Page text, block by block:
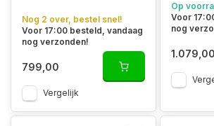
Nog 2 over, bestel snel!
Voor 17:00 besteld, vandaag
nog verzonden!
799,00
Vergelijk
Op
Voor
nog
1.079,00